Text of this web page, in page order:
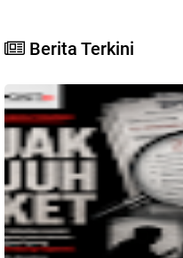
Berita Terkini